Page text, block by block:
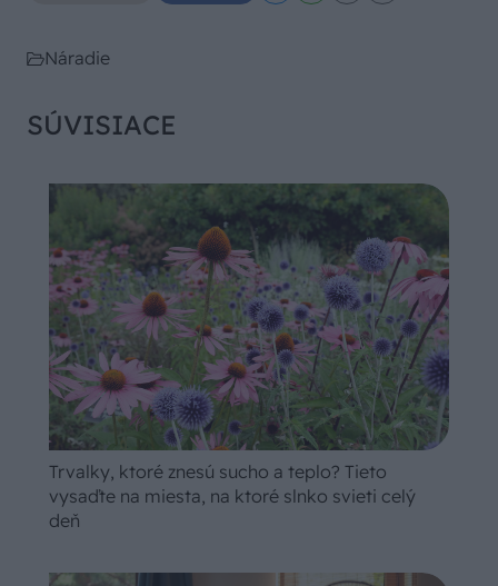
Náradie
SÚVISIACE
Trvalky, ktoré znesú sucho a teplo? Tieto
vysaďte na miesta, na ktoré slnko svieti celý
deň